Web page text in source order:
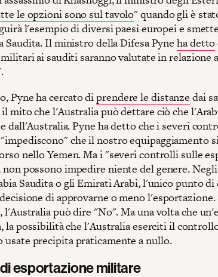
le opzioni sono sul tavolo" quando gli è
l'esempio di diversi paesi europei e
Saudita. Il ministro della Difesa Pyneha detto
ai sauditi saranno valutate in relazione
Pyne ha cercato diprendere le distanze dai
mito che l'Australia può dettare ciò che
dall'Australia. Pyne ha detto che i severi
che il nostro equipaggiamento
nello Yemen. Ma i "severi controlli sulle
possono impedire niente del genere.
Saudita o gli Emirati Arabi, l'unico punto
di approvarne o meno l'esportazione.
l'Australia può dire "No". Ma una volta che
la possibilità che l'Australia eserciti il
usate precipita praticamente a nullo.
esportazione militare